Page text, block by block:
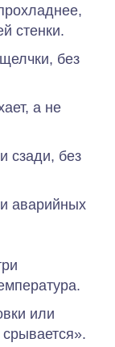
стенки.
без
а не
сзади, без
аварийных
или